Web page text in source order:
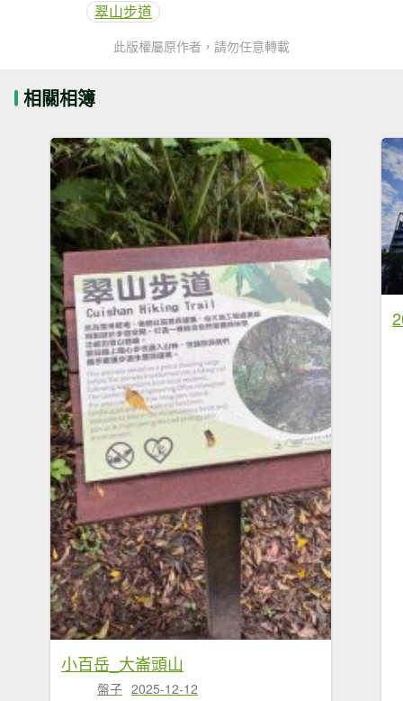
翠山步道
此版權屬原作者，請勿任意轉載
相關相簿
小百岳_大崙頭山
盤子 2025-12-12